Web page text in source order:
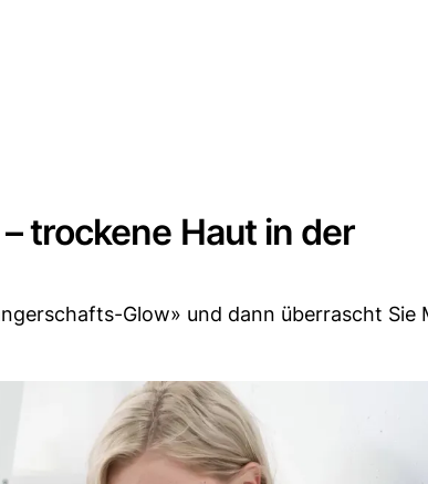
trockene Haut in der
Glow» und dann überrascht Sie